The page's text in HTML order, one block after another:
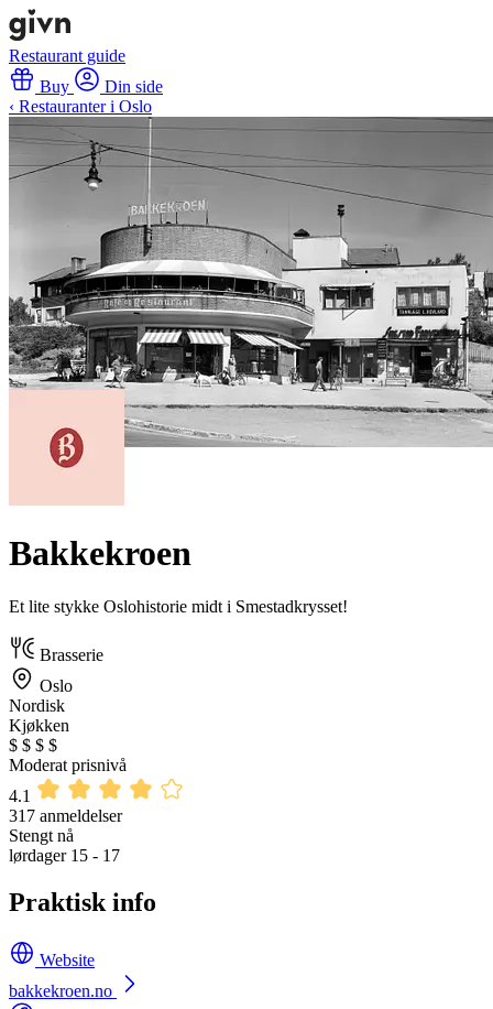
Restaurant guide
Buy
Din side
‹ Restauranter i Oslo
Bakkekroen
Et lite stykke Oslohistorie midt i Smestadkrysset!
Brasserie
Oslo
Nordisk
Kjøkken
$ $ $ $
Moderat prisnivå
4.1
317 anmeldelser
Stengt nå
lørdager 15 - 17
Praktisk info
Website
bakkekroen.no